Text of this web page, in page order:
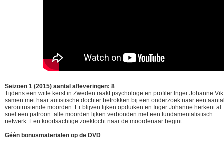
Seizoen 1 (2015) aantal afleveringen: 8
Tijdens een witte kerst in Zweden raakt psychologe en profiler Inger Johanne Vik
samen met haar autistische dochter betrokken bij een onderzoek naar een
verontrustende moorden. Er blijven lijken opduiken en Inger Johanne herkent al
snel een patroon: alle moorden lijken verbonden met een fundamentalistisch
netwerk. Een koortsachtige zoektocht naar de moordenaar begint.
Géén bonusmaterialen op de DVD